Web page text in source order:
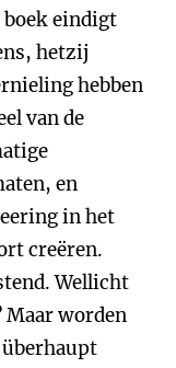
eindigt
hetzij
hebben
van de
en
in het
creëren.
Wellicht
Maar worden